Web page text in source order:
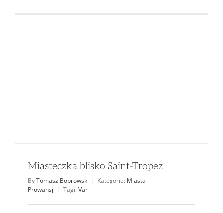
Miasteczka blisko Saint-Tropez
ByTomasz Bobrowski | Kategorie: Miasta
Prowansji | Tagi: Var